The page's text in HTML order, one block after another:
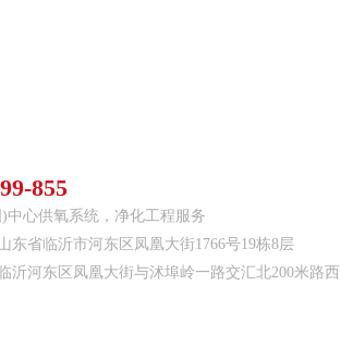
855
中心供氧系统，净化工程服务
东省临沂市河东区凤凰大街1766号19栋8层
沂河东区凤凰大街与沭埠岭一路交汇北200米路西